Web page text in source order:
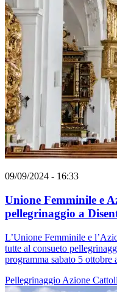
09/09/2024 - 16:33
Unione Femminile e
pellegrinaggio a
L’Unione Femminile e
tutte al consueto
programma sabato 5
Pellegrinaggio Azione